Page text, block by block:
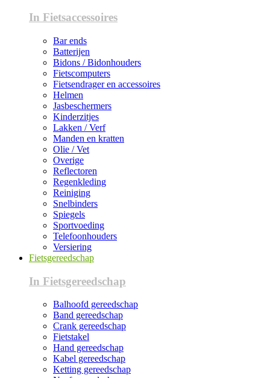
In Fietsaccessoires
Bar ends
Batterijen
Bidons / Bidonhouders
Fietscomputers
Fietsendrager en accessoires
Helmen
Jasbeschermers
Kinderzitjes
Lakken / Verf
Manden en kratten
Olie / Vet
Overige
Reflectoren
Regenkleding
Reiniging
Snelbinders
Spiegels
Sportvoeding
Telefoonhouders
Versiering
Fietsgereedschap
In Fietsgereedschap
Balhoofd gereedschap
Band gereedschap
Crank gereedschap
Fietstakel
Hand gereedschap
Kabel gereedschap
Ketting gereedschap